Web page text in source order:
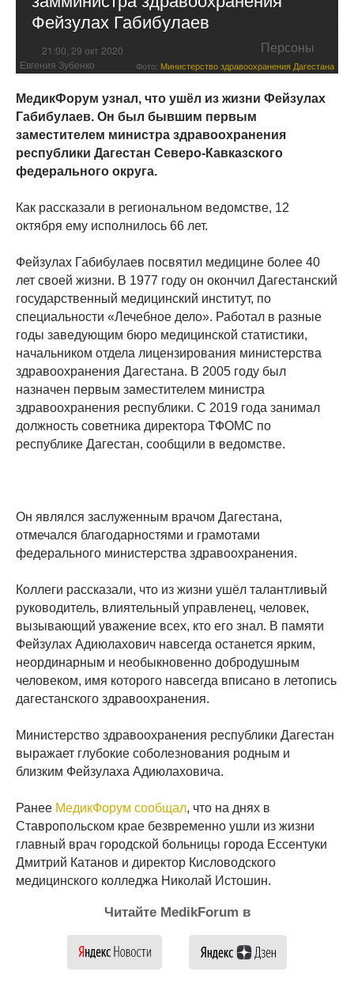
Фейзулах Габибулаев
21:00, 29 окт 2020 Персоны
Евгения Зубенко Фото: Министерство здравоохранения Дагестана
МедикФорум узнал, что ушёл из жизни Фейзулах
Габибулаев. Он был бывшим первым
заместителем министра здравоохранения
республики Дагестан Северо-Кавказского
федерального округа.
Как рассказали в региональном ведомстве, 12
октября ему исполнилось 66 лет.
Фейзулах Габибулаев посвятил медицине более 40
лет своей жизни. В 1977 году он окончил Дагестанский
государственный медицинский институт, по
специальности «Лечебное дело». Работал в разные
годы заведующим бюро медицинской статистики,
начальником отдела лицензирования министерства
здравоохранения Дагестана. В 2005 году был
назначен первым заместителем министра
здравоохранения республики. С 2019 года занимал
должность советника директора ТФОМС по
республике Дагестан, сообщили в ведомстве.
Он являлся заслуженным врачом Дагестана,
отмечался благодарностями и грамотами
федерального министерства здравоохранения.
Коллеги рассказали, что из жизни ушёл талантливый
руководитель, влиятельный управленец, человек,
вызывающий уважение всех, кто его знал. В памяти
Фейзулах Адиюлахович навсегда останется ярким,
неординарным и необыкновенно добродушным
человеком, имя которого навсегда вписано в летопись
дагестанского здравоохранения.
Министерство здравоохранения республики Дагестан
выражает глубокие соболезнования родным и
близким Фейзулаха Адиюлаховича.
Ранее МедикФорум сообщал, что на днях в
Ставропольском крае безвременно ушли из жизни
главный врач городской больницы города Ессентуки
Дмитрий Катанов и директор Кисловодского
медицинского колледжа Николай Истошин.
Читайте MedikForum в